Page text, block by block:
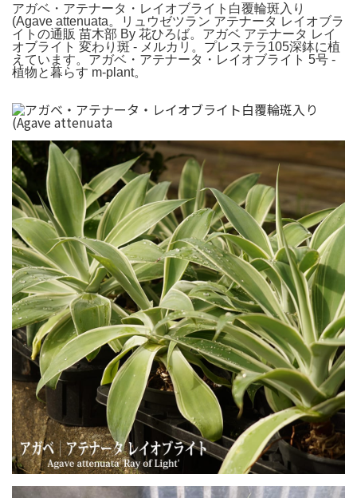
アガベ・アテナータ・レイオブライト白覆輪斑入り
(Agave attenuata。リュウゼツラン アテナータ レイオブラ
イトの通販 苗木部 By 花ひろば。アガベ アテナータ レイ
オブライト 変わり斑 - メルカリ。プレステラ105深鉢に植
えています。アガベ・アテナータ・レイオブライト 5号 -
植物と暮らす m-plant。